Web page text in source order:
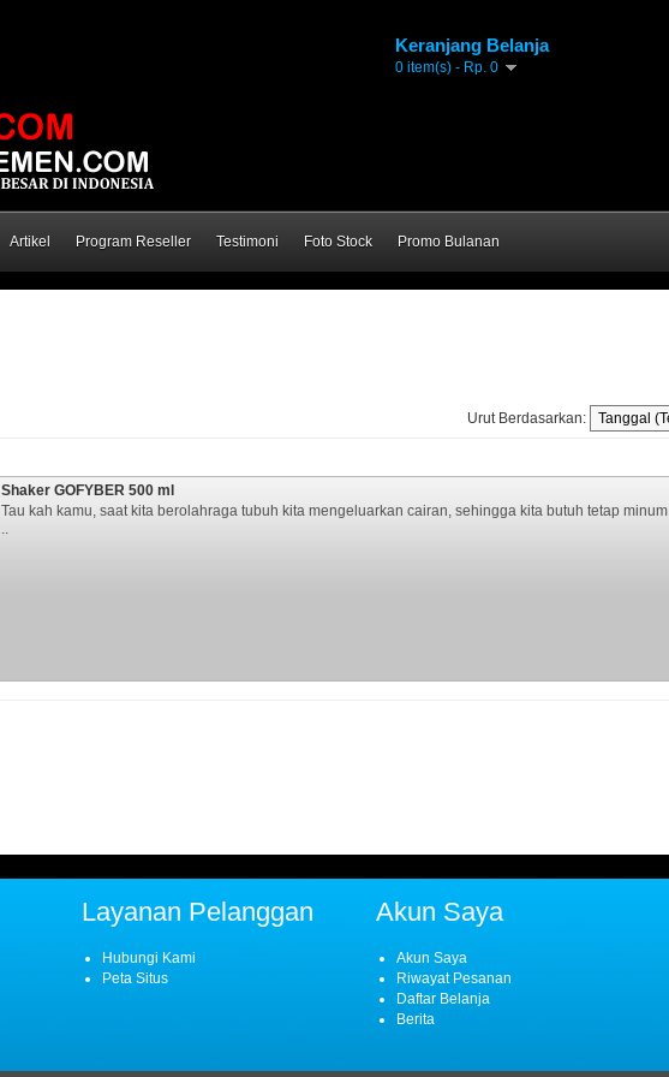
Keranjang Belanja
0 item(s) - Rp. 0
Artikel Program Reseller Testimoni Foto Stock Promo Bulanan
Urut Berdasarkan:
Shaker GOFYBER 500 ml
Tau kah kamu, saat kita berolahraga tubuh kita mengeluarkan cairan, sehingga kita butuh tetap minum
..
Layanan Pelanggan
Hubungi Kami
Peta Situs
Akun Saya
Akun Saya
Riwayat Pesanan
Daftar Belanja
Berita